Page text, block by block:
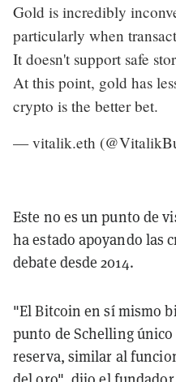
Gold is incredibly
particularly when
It doesn't support safe
At this point, gold has
crypto is the better bet.
— vitalik.eth
Este no es un punto de
ha estado apoyando las
debate desde 2014.
"El Bitcoin en sí mismo
punto de Schelling
reserva, similar al